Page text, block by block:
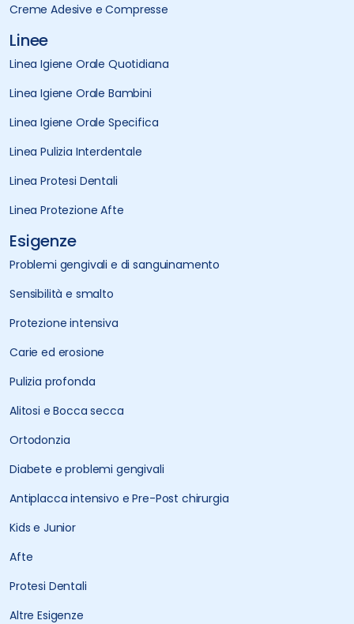
Creme Adesive e Compresse
Linee
Linea Igiene Orale Quotidiana
Linea Igiene Orale Bambini
Linea Igiene Orale Specifica
Linea Pulizia Interdentale
Linea Protesi Dentali
Linea Protezione Afte
Esigenze
Problemi gengivali e di sanguinamento
Sensibilità e smalto
Protezione intensiva
Carie ed erosione
Pulizia profonda
Alitosi e Bocca secca
Ortodonzia
Diabete e problemi gengivali
Antiplacca intensivo e Pre-Post chirurgia
Kids e Junior
Afte
Protesi Dentali
Altre Esigenze